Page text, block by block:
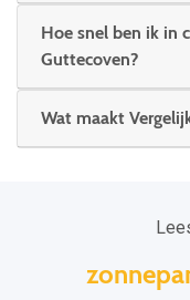
Hoe snel ben ik in
Guttecoven?
Wat maakt